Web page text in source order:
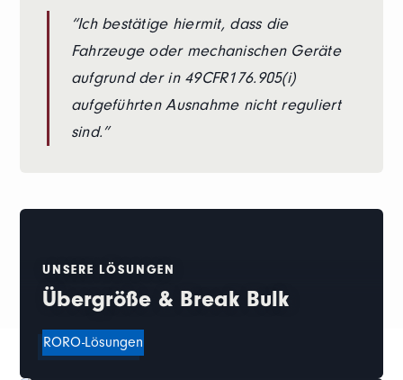
“Ich bestätige hiermit, dass die
Fahrzeuge oder mechanischen Geräte
aufgrund der in 49CFR176.905(i)
aufgeführten Ausnahme nicht reguliert
sind.”
UNSERE LÖSUNGEN
Übergröße & Break Bulk
RORO-Lösungen